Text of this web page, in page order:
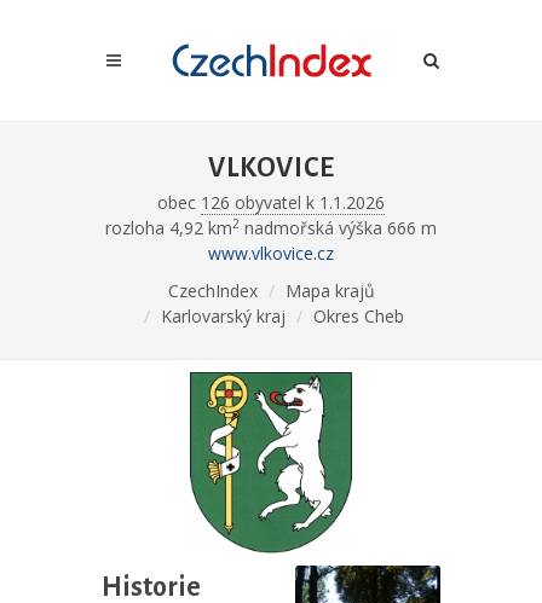
VLKOVICE
obec 126 obyvatel k 1.1.2026
rozloha 4,92 km2 nadmořská výška 666 m
www.vlkovice.cz
CzechIndex
Mapa krajů
Karlovarský kraj
Okres Cheb
Historie